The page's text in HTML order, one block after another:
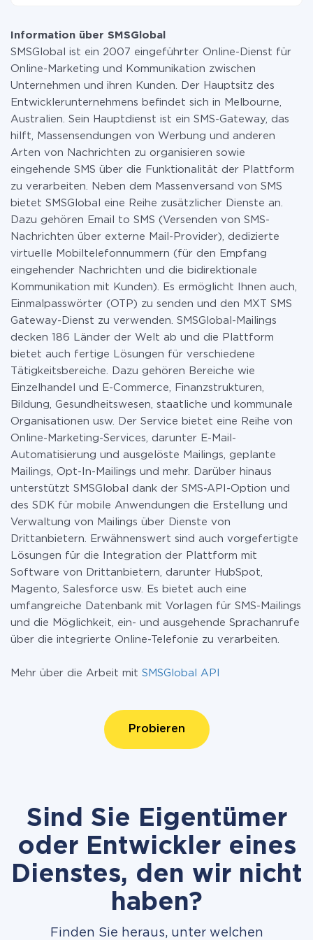
Weitere Informationen zuTarifen
Information über SMSGlobal
SMSGlobal ist ein 2007 eingeführter Online-Dienst für
Online-Marketing und Kommunikation zwischen
Unternehmen und ihren Kunden. Der Hauptsitz des
Entwicklerunternehmens befindet sich in Melbourne,
Australien. Sein Hauptdienst ist ein SMS-Gateway, das
hilft, Massensendungen von Werbung und anderen
Arten von Nachrichten zu organisieren sowie
eingehende SMS über die Funktionalität der Plattform
zu verarbeiten. Neben dem Massenversand von SMS
bietet SMSGlobal eine Reihe zusätzlicher Dienste an.
Dazu gehören Email to SMS (Versenden von SMS-
Nachrichten über externe Mail-Provider), dedizierte
virtuelle Mobiltelefonnummern (für den Empfang
eingehender Nachrichten und die bidirektionale
Kommunikation mit Kunden). Es ermöglicht Ihnen auch,
Einmalpasswörter (OTP) zu senden und den MXT SMS
Gateway-Dienst zu verwenden. SMSGlobal-Mailings
decken 186 Länder der Welt ab und die Plattform
bietet auch fertige Lösungen für verschiedene
Tätigkeitsbereiche. Dazu gehören Bereiche wie
Einzelhandel und E-Commerce, Finanzstrukturen,
Bildung, Gesundheitswesen, staatliche und kommunale
Organisationen usw. Der Service bietet eine Reihe von
Online-Marketing-Services, darunter E-Mail-
Automatisierung und ausgelöste Mailings, geplante
Mailings, Opt-In-Mailings und mehr. Darüber hinaus
unterstützt SMSGlobal dank der SMS-API-Option und
des SDK für mobile Anwendungen die Erstellung und
Verwaltung von Mailings über Dienste von
Drittanbietern. Erwähnenswert sind auch vorgefertigte
Lösungen für die Integration der Plattform mit
Software von Drittanbietern, darunter HubSpot,
Magento, Salesforce usw. Es bietet auch eine
umfangreiche Datenbank mit Vorlagen für SMS-Mailings
und die Möglichkeit, ein- und ausgehende Sprachanrufe
über die integrierte Online-Telefonie zu verarbeiten.
Mehr über die Arbeit mit SMSGlobal API
Probieren
Sind Sie Eigentümer
oder Entwickler eines
Dienstes, den wir nicht
haben?
Finden Sie heraus, unter welchen